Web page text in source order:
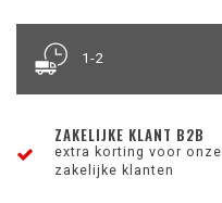
1-2
ZAKELIJKE KLANT B2B
extra korting voor onze
zakelijke klanten